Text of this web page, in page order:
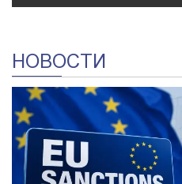
НОВОСТИ